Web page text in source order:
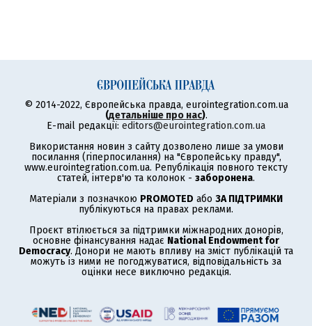
© 2014-2022, Європейська правда, eurointegration.com.ua
(детальніше про нас).
E-mail редакції: editors@eurointegration.com.ua
Використання новин з сайту дозволено лише за умови
посилання (гіперпосилання) на "Європейську правду",
www.eurointegration.com.ua. Републікація повного тексту
статей, інтерв'ю та колонок - заборонена.
Матеріали з позначкою PROMOTED або ЗА ПІДТРИМКИ
публікуються на правах реклами.
Проєкт втілюється за підтримки міжнародних донорів,
основне фінансування надає National Endowment for
Democracy. Донори не мають впливу на зміст публікацій та
можуть із ними не погоджуватися, відповідальність за
оцінки несе виключно редакція.